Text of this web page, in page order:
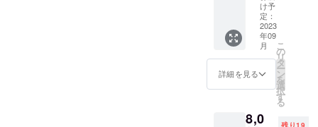
際にこ
ちらの
コメン
トを
キャス
ト様に
お伝え
す。 ③
ターン
内容 ①
お礼
メール
を送信
いたし
トへの
ジョ
役：藤
田怜）
9/13予
定の本
公演ゲ
ネプロ
にご招
待いた
す。 ●
け予
定：
2023
年09
月
詳細を見る
こ
の
リ
タ
ー
ン
を
選
択
す
る
8,0 残り19